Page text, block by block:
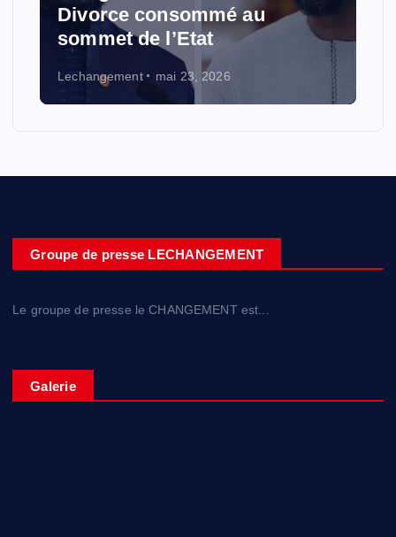
Divorce consommé au
sommet de l’Etat
Lechangement mai 23, 2026
Groupe de presse LECHANGEMENT
Le groupe de presse le CHANGEMENT est...
Galerie